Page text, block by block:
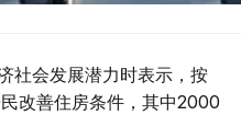
社会发展潜力时表示，按
改善住房条件，其中2000